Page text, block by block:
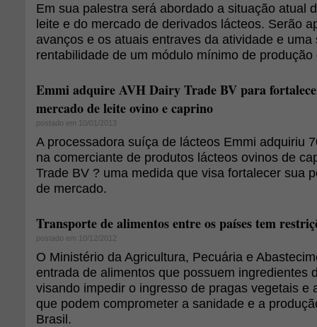
Em sua palestra será abordado a situação atual
leite e do mercado de derivados lácteos. Serão
avanços e os atuais entraves da atividade e uma
rentabilidade de um módulo mínimo de
Emmi adquire AVH Dairy Trade BV para
mercado de leite ovino e caprino
postado em 10/01/2013
A processadora suíça de lácteos Emmi adquiriu
na comerciante de produtos lácteos ovinos de
Trade BV ? uma medida que visa fortalecer sua
de mercado.
Transporte de alimentos entre os países tem
postado em 10/12/2012
O Ministério da Agricultura, Pecuária e
entrada de alimentos que possuem ingredientes
visando impedir o ingresso de pragas vegetais e
que podem comprometer a sanidade e a
Brasil.